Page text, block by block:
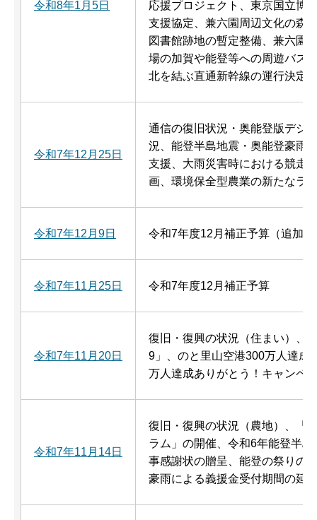
令和8年1月5日
応援プロジェクト、東京国立博
支援協定、兼六園周辺文化の森
図書館跡地の暫定整備、兼六園
場の加賀や能登等への周遊バス
北を結ぶ直通新幹線の運行決定
令和7年12月25日
通信の復旧状況・奥能登版デジ
況、能登半島地震・奥能登豪雨
支援、大雨災害時における競走
画、環境保全型農業の新たなラ
令和7年12月9日 令和7年度12月補正予算（追加
令和7年11月25日 令和7年度12月補正予算
令和7年11月20日
復旧・復興の状況（住まい）、
9」、のと里山空港300万人達成
万人達成ありがとう！キャンペ
令和7年11月14日
復旧・復興の状況（農地）、「
ラム」の開催、令和6年能登半
事感謝状の贈呈、能登の祭りの
豪雨による義援金受付期間の延